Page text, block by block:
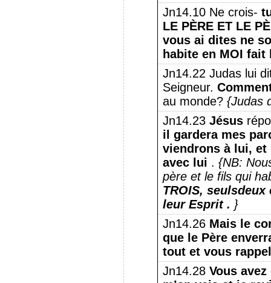
Jn14.10 Ne crois-
LE PÈRE ET LE
vous ai dites ne
habite en MOI fait
Jn14.22 Judas lui
Seigneur.
au monde? {Judas
Jn14.23 Jésus
il gardera mes
viendrons à lui, et
avec lui . {NB:
père et le fils qui
TROIS, seulsdeux
leur Esprit . }
Jn14.26 Mais le
que le Père
tout et vous
Jn14.28 Vous